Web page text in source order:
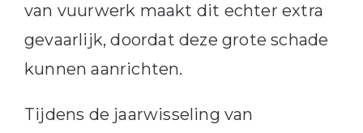
van vuurwerk maakt dit echter extra
gevaarlijk, doordat deze grote schade
kunnen aanrichten.
Tijdens de jaarwisseling van